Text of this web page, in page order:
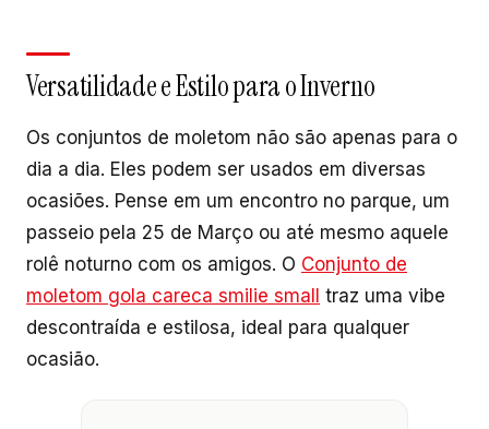
Versatilidade e Estilo para o Inverno
Os conjuntos de moletom não são apenas para o
dia a dia. Eles podem ser usados em diversas
ocasiões. Pense em um encontro no parque, um
passeio pela 25 de Março ou até mesmo aquele
rolê noturno com os amigos. O Conjunto de
moletom gola careca smilie small
traz uma vibe
descontraída e estilosa, ideal para qualquer
ocasião.